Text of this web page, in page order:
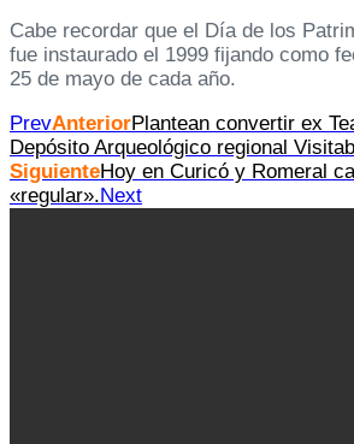
Cabe recordar que el Día de los
fue instaurado el 1999 fijando como
25 de mayo de cada año.
PrevAnteriorPlantean convertir ex
Depósito Arqueológico regional
SiguienteHoy en Curicó y Romeral
«regular».Next